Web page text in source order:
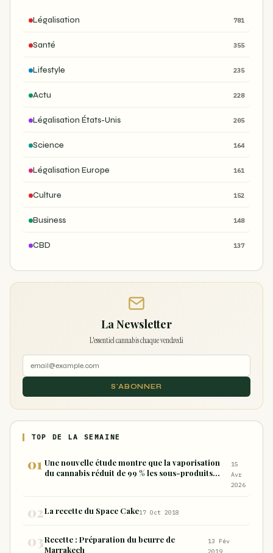
Légalisation 781
Santé 355
Lifestyle 235
Actu 228
Légalisation États-Unis 205
Science 164
Légalisation Europe 161
Culture 152
Business 148
CBD 137
La Newsletter
L'essentiel cannabis chaque vendredi
S'ABONNER
TOP DE LA SEMAINE
Une nouvelle étude montre que la vaporisation
du cannabis réduit de 99 % les sous-produits
15
Avr
2026
La recette du Space Cake17 Oct 2018
Recette : Préparation du beurre de
Marrakech
13 Fév